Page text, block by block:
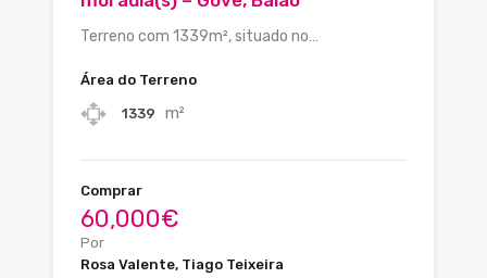
Terreno com 1339m², situado no…
Área do Terreno
1339 m²
Comprar
60,000€
Por
Rosa Valente, Tiago Teixeira